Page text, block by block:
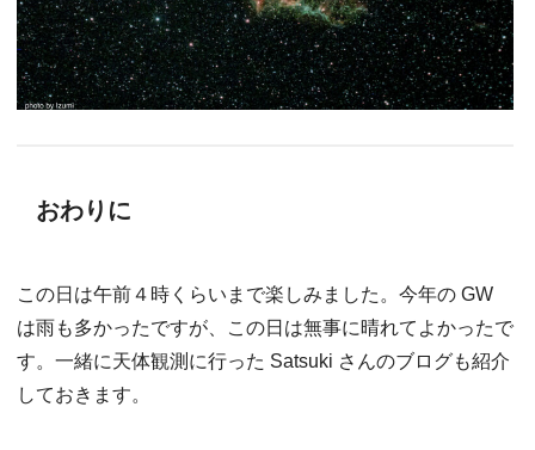
おわりに
この日は午前４時くらいまで楽しみました。今年の GW
は雨も多かったですが、この日は無事に晴れてよかったで
す。一緒に天体観測に行った Satsuki さんのブログも紹介
しておきます。